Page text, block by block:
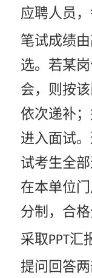
应聘人员
笔试成绩
选。若某
会，则按
依次递补
进入面试
试考生全
在本单位
分制，合
采取PPT汇
提问回答